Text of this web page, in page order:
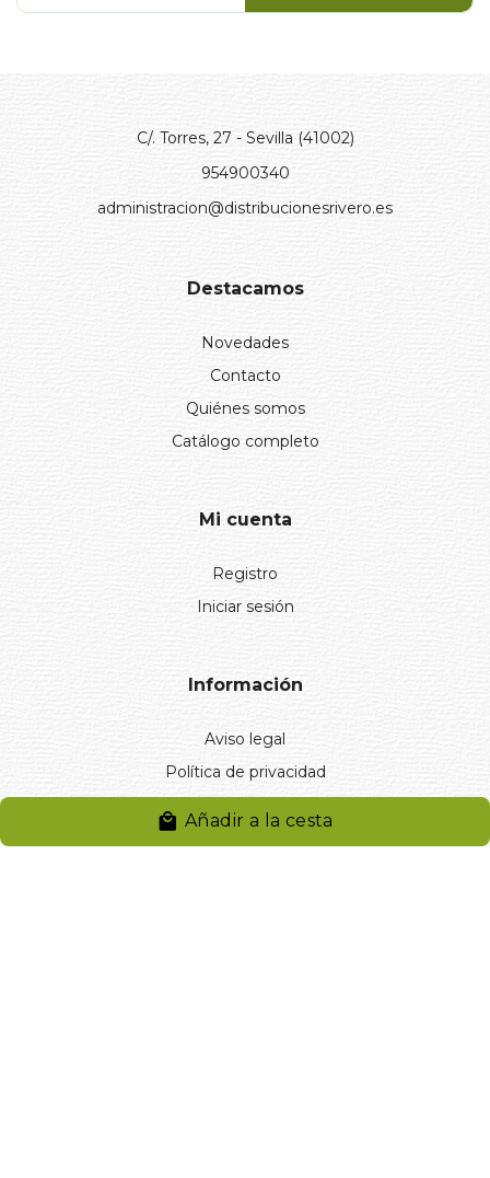
Añadir a la cesta
C/. Torres, 27 - Sevilla (41002)
954900340
administracion@distribucionesrivero.es
Destacamos
Novedades
Contacto
Quiénes somos
Catálogo completo
Mi cuenta
Registro
Iniciar sesión
Información
Aviso legal
Política de privacidad